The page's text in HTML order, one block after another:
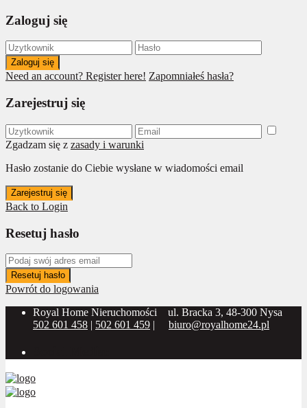
Zaloguj się
Zaloguj się
Need an account? Register here! Zapomniałeś hasła?
Zarejestruj się
Zgadzam się z zasady i warunki
Hasło zostanie do Ciebie wysłane w wiadomości email
Zarejestruj się
Back to Login
Resetuj hasło
Resetuj hasło
Powrót do logowania
Royal Home Nieruchomości
ul. Bracka 3, 48-300 Nysa
502 601 458 | 502 601 459 | biuro@royalhome24.pl